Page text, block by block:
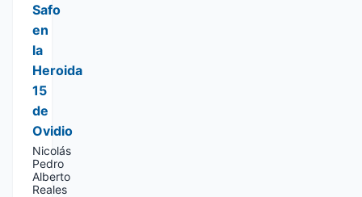
Safo
en
la
Heroida
15
de
Ovidio
Nicolás
Pedro
Alberto
Reales